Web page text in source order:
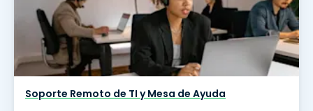
Soporte Remoto de TI y Mesa de Ayuda